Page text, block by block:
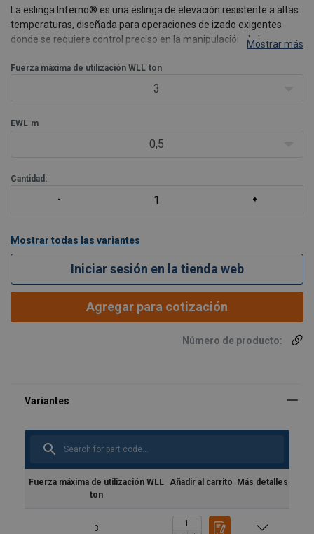
La eslinga Inferno® es una eslinga de elevación resistente a altas
temperaturas, diseñada para operaciones de izado exigentes
donde se requiere control preciso en la manipulación de la carga.
Mostrar más
Fuerza máxima de utilización WLL ton
3
EWL m
0,5
Cantidad:
Mostrar todas las variantes
Iniciar sesión en la tienda web
Agregar para cotización
Número de producto:
Fuerza máxima de utilización WLL
ton
Añadir al carrito Más detalles
3